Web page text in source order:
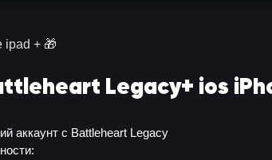
ipad + 🎁
Legacy+ ios
аккаунт с Battleheart Legacy